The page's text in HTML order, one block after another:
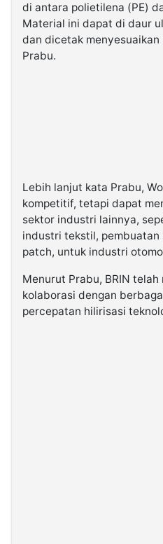
di antara polietilena (PE)
Material ini dapat di daur
dan dicetak
Prabu.
Lebih lanjut kata Prabu,
kompetitif, tetapi dapat
sektor industri lainnya,
industri tekstil,
patch, untuk industri
Menurut Prabu, BRIN
kolaborasi dengan
percepatan hilirisasi